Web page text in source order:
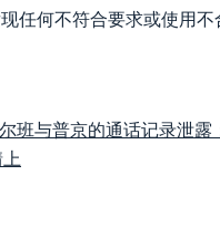
任何不符合要求或使用
班与普京的通话记录泄露